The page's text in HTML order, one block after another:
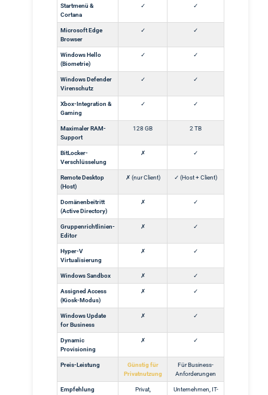
Startmenü &
Cortana
✓ ✓
Microsoft Edge
Browser
✓ ✓
Windows Hello
(Biometrie)
✓ ✓
Windows Defender
Virenschutz
✓ ✓
Xbox-Integration &
Gaming
✓ ✓
Maximaler RAM-
Support
128 GB 2 TB
BitLocker-
Verschlüsselung
✗ ✓
Remote Desktop
(Host)
✗ (nur Client) ✓ (Host + Client)
Domänenbeitritt
(Active Directory)
✗ ✓
Gruppenrichtlinien-
Editor
✗ ✓
Hyper-V
Virtualisierung
✗ ✓
Windows Sandbox ✗ ✓
Assigned Access
(Kiosk-Modus)
✗ ✓
Windows Update
for Business
✗ ✓
Dynamic
Provisioning
✗ ✓
Preis-Leistung
Günstig für
Privatnutzung
Für Business-
Anforderungen
Empfehlung
Privat,
Unternehmen, IT-